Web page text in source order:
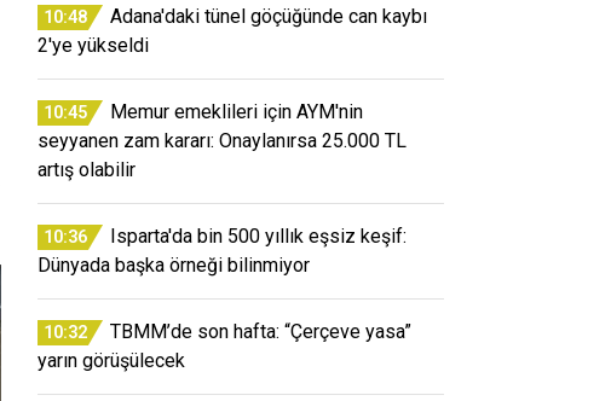
10:48
Adana'daki tünel göçüğünde can kaybı
2'ye yükseldi
10:45
Memur emeklileri için AYM'nin
seyyanen zam kararı: Onaylanırsa 25.000 TL
artış olabilir
10:36
Isparta'da bin 500 yıllık eşsiz keşif:
Dünyada başka örneği bilinmiyor
10:32
TBMM’de son hafta: “Çerçeve yasa”
yarın görüşülecek